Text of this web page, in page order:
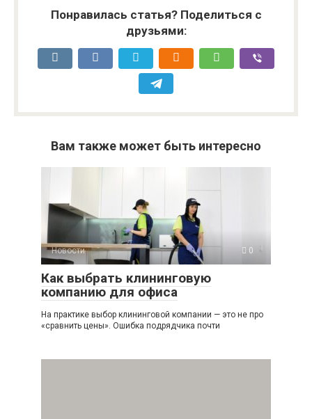
Понравилась статья? Поделиться с
друзьями:
Вам также может быть интересно
Новости 0
Как выбрать клининговую
компанию для офиса
На практике выбор клининговой компании — это не про
«сравнить цены». Ошибка подрядчика почти